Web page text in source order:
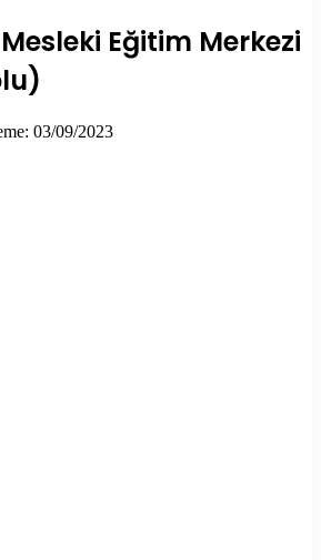
Eğitim Merkezi
03/09/2023